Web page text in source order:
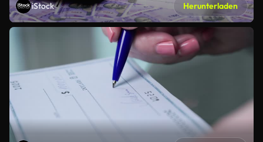
iStock Herunterladen